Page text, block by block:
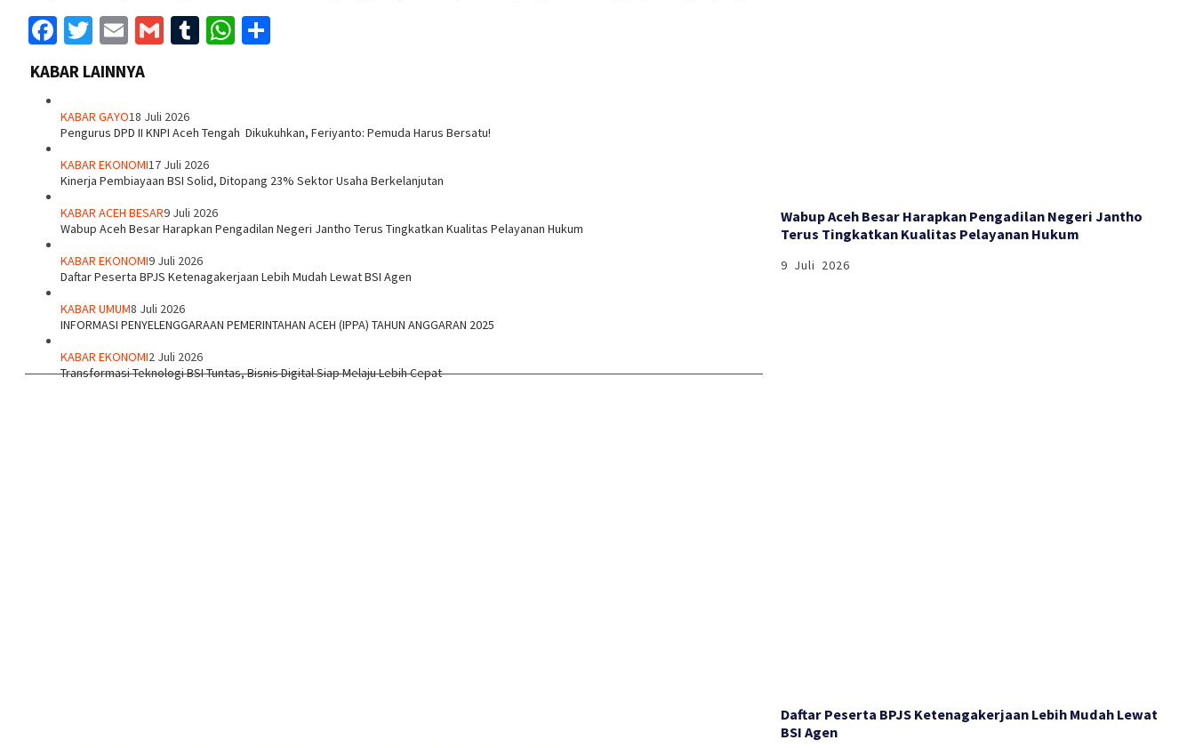
Facebook
Twitter
EmailGmailTumblrWhatsApp
KABAR LAINNYA
KABAR GAYO18 Juli 2026
‎Pengurus DPD II KNPI Aceh Tengah Dikukuhkan, Feriyanto: Pemuda Harus Bersatu!
KABAR EKONOMI17 Juli 2026
Kinerja Pembiayaan BSI Solid, Ditopang 23% Sektor Usaha Berkelanjutan
KABAR ACEH BESAR9 Juli 2026
Wabup Aceh Besar Harapkan Pengadilan Negeri Jantho Terus Tingkatkan Kualitas Pelayanan Hukum
KABAR EKONOMI9 Juli 2026
Daftar Peserta BPJS Ketenagakerjaan Lebih Mudah Lewat BSI Agen
KABAR UMUM8 Juli 2026
INFORMASI PENYELENGGARAAN PEMERINTAHAN ACEH (IPPA) TAHUN ANGGARAN 2025
KABAR EKONOMI2 Juli 2026
Transformasi Teknologi BSI Tuntas, Bisnis Digital Siap Melaju Lebih Cepat
Wabup Aceh Besar Harapkan Pengadilan Negeri Jantho
Terus Tingkatkan Kualitas Pelayanan Hukum
9 Juli 2026
Daftar Peserta BPJS Ketenagakerjaan Lebih Mudah Lewat
BSI Agen